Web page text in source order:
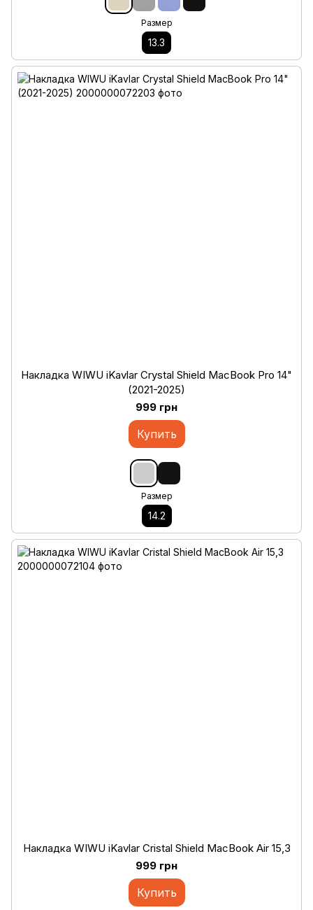
Размер
13.3
Накладка WIWU iKavlar Crystal Shield MacBook Pro 14"
(2021-2025)
999 грн
Купить
Размер
14.2
Накладка WIWU iKavlar Cristal Shield MacBook Air 15,3
999 грн
Купить